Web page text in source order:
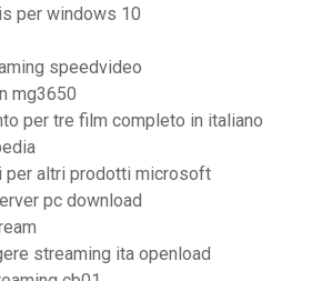
per windows 10
speedvideo
mg3650
per tre film completo in italiano
per altri prodotti microsoft
pc download
streaming ita openload